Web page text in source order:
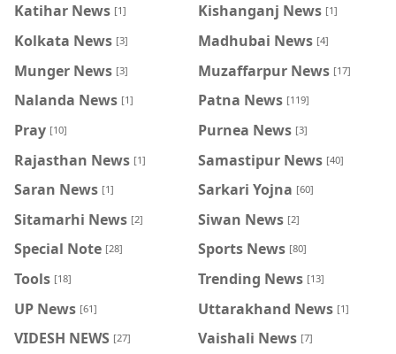
Katihar News [1] Kishanganj News [1]
Kolkata News [3] Madhubai News [4]
Munger News [3] Muzaffarpur News [17]
Nalanda News [1] Patna News [119]
Pray [10] Purnea News [3]
Rajasthan News [1] Samastipur News [40]
Saran News [1] Sarkari Yojna [60]
Sitamarhi News [2] Siwan News [2]
Special Note [28] Sports News [80]
Tools [18] Trending News [13]
UP News [61] Uttarakhand News [1]
VIDESH NEWS [27] Vaishali News [7]